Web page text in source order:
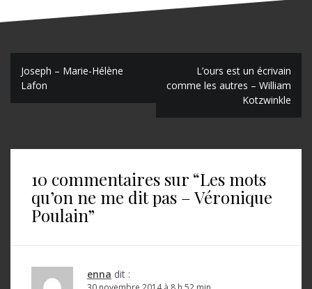
N
a
i
Joseph – Marie-Hélène
Lafon
L’ours est un écrivain
comme les autres – William
Kotzwinkle
10 commentaires sur “Les mots
qu’on ne me dit pas – Véronique
Poulain”
enna dit :